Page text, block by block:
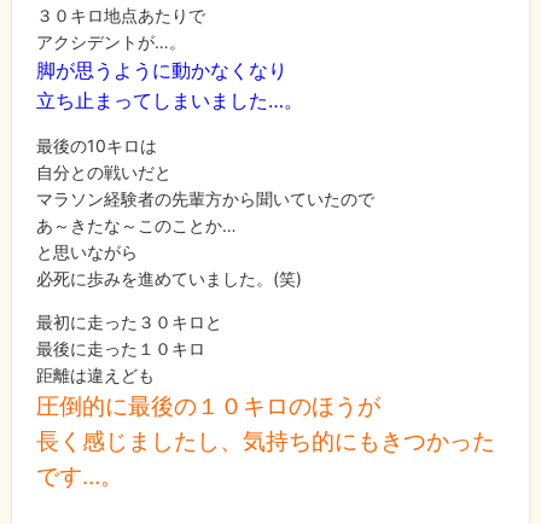
３０キロ地点あたりで
アクシデントが…。
脚が思うように動かなくなり
立ち止まってしまいました…。
最後の10キロは
自分との戦いだと
マラソン経験者の先輩方から聞いていたので
あ～きたな～このことか…
と思いながら
必死に歩みを進めていました。(笑)
最初に走った３０キロと
最後に走った１０キロ
距離は違えども
圧倒的に最後の１０キロのほうが
長く感じましたし、気持ち的にもきつかった
です…。